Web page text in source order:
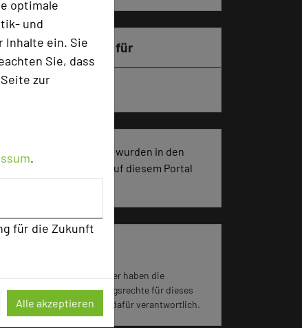
optimale
und
Inhalte ein. Sie
Sie, dass
zur
.
für die Zukunft
Alle akzeptieren
geeignet für
765 Seiten dieses Hotels wurden in den
vergangenen 30 Tagen auf diesem Portal
Für die Verwendung der Bilder haben die
jeweiligen Hotels die Nutzungsrechte für dieses
Portal eingeräumt und sind dafür verantwortlich.